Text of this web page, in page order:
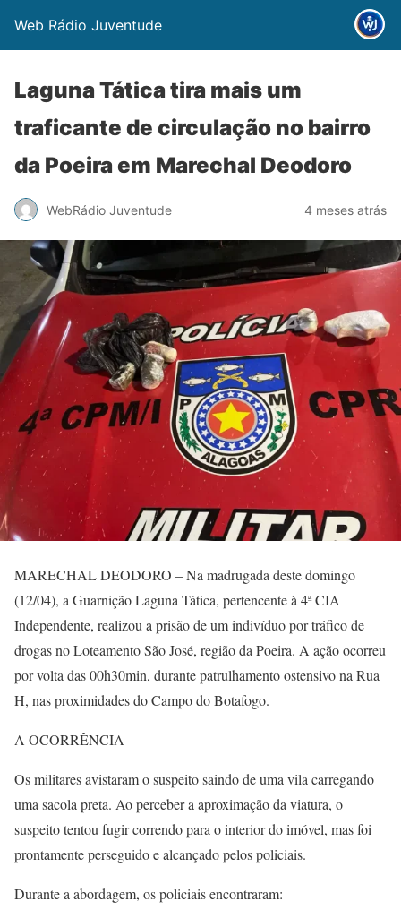
Web Rádio Juventude
Laguna Tática tira mais um
traficante de circulação no bairro
da Poeira em Marechal Deodoro
WebRádio Juventude 4 meses atrás
MARECHAL DEODORO – Na madrugada deste domingo
(12/04), a Guarnição Laguna Tática, pertencente à 4ª CIA
Independente, realizou a prisão de um indivíduo por tráfico de
drogas no Loteamento São José, região da Poeira. A ação ocorreu
por volta das 00h30min, durante patrulhamento ostensivo na Rua
H, nas proximidades do Campo do Botafogo.
A OCORRÊNCIA
Os militares avistaram o suspeito saindo de uma vila carregando
uma sacola preta. Ao perceber a aproximação da viatura, o
suspeito tentou fugir correndo para o interior do imóvel, mas foi
prontamente perseguido e alcançado pelos policiais.
Durante a abordagem, os policiais encontraram: